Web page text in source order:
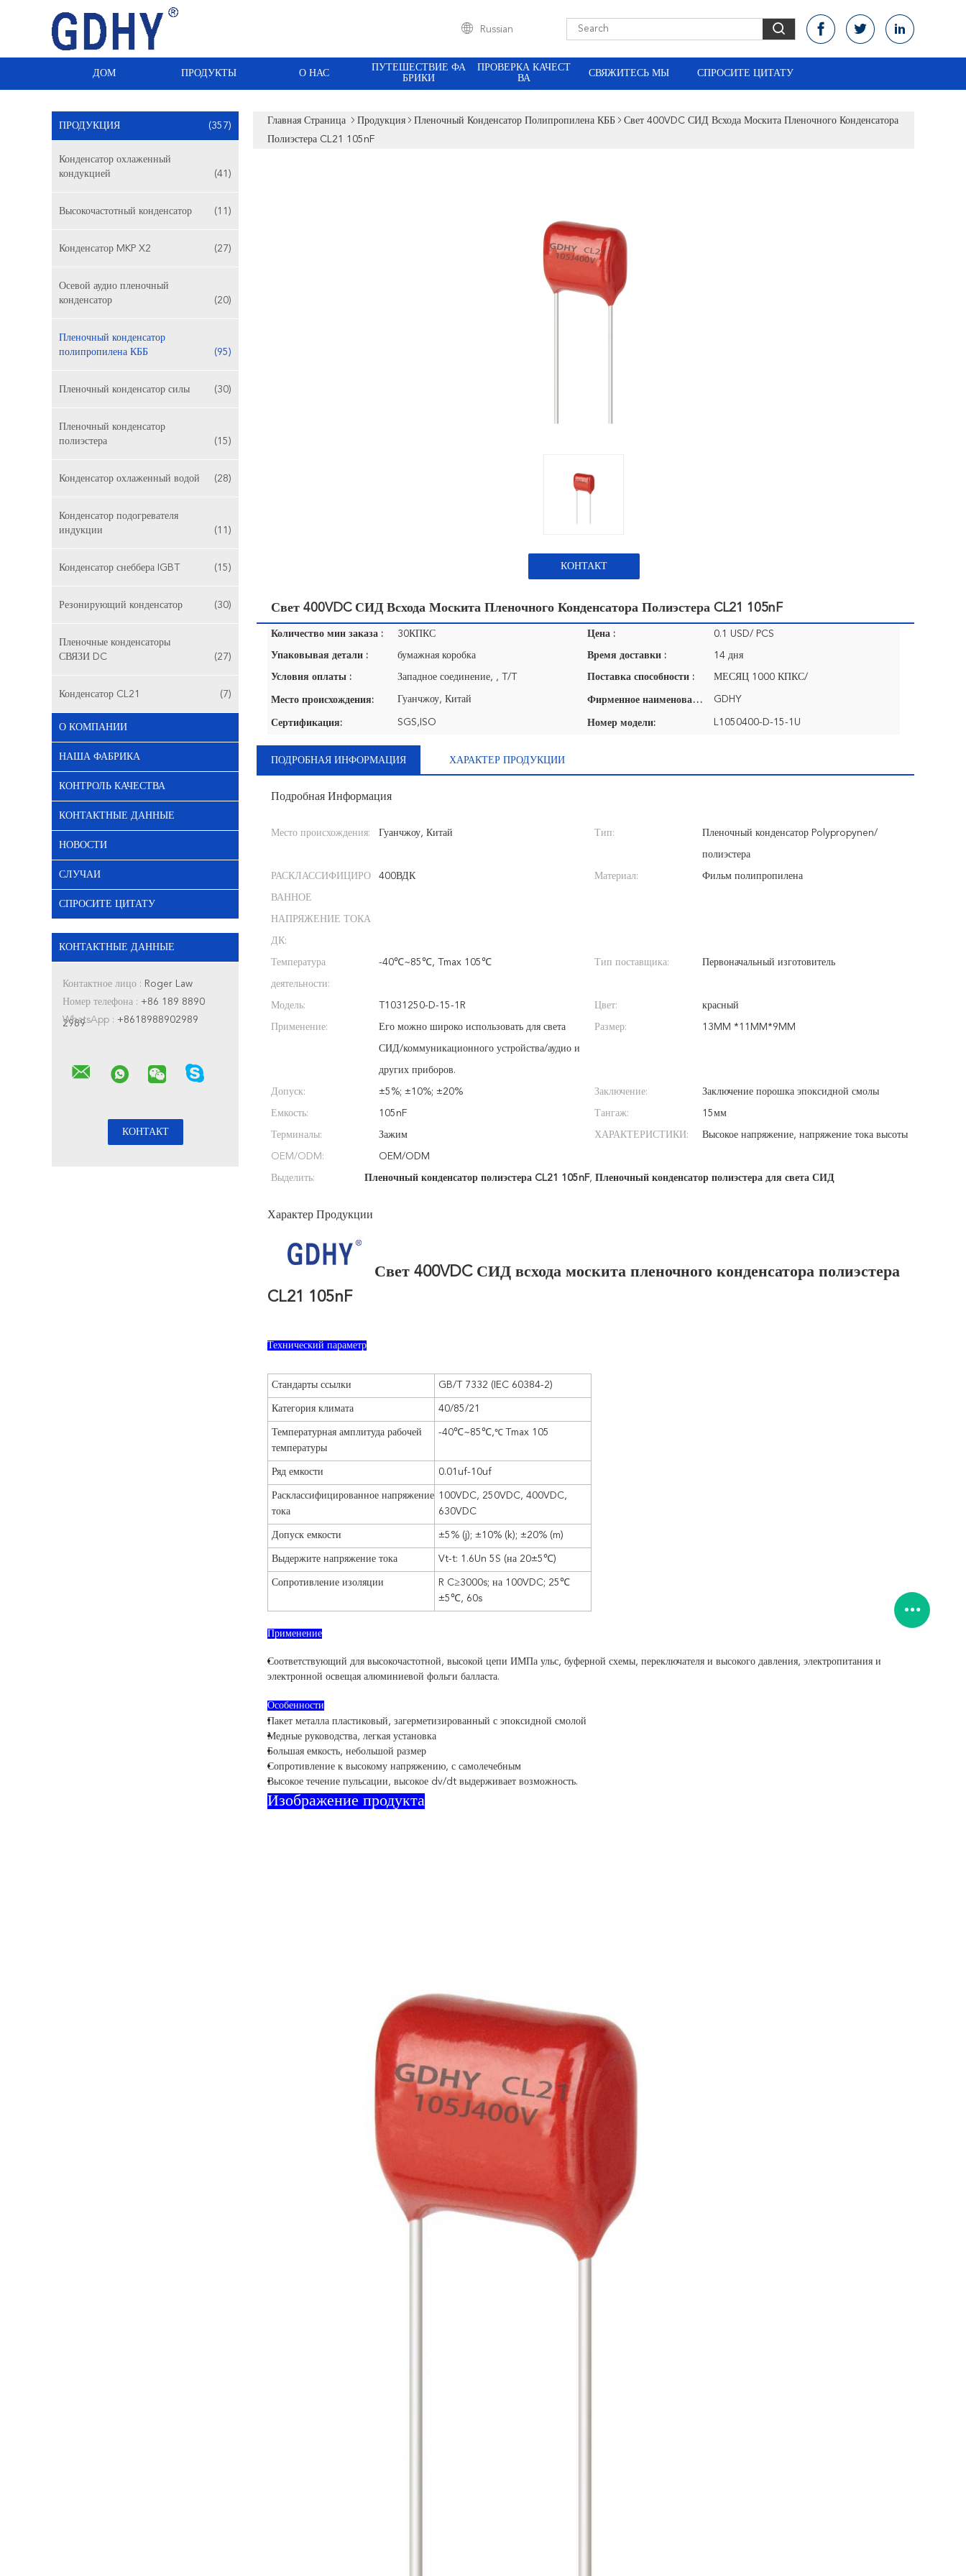
Russian
ДОМ ПРОДУКТЫ О НАС
ПУТЕШЕСТВИЕ ФА
БРИКИ
ПРОВЕРКА КАЧЕСТ
ВА
СВЯЖИТЕСЬ МЫ СПРОСИТЕ ЦИТАТУ
ПРОДУКЦИЯ (357)
Конденсатор охлаженный
кондукцией
(41)
Высокочастотный конденсатор (11)
Конденсатор MKP X2 (27)
Осевой аудио пленочный
конденсатор
(20)
Пленочный конденсатор
полипропилена КББ
(95)
Пленочный конденсатор силы (30)
Пленочный конденсатор
полиэстера
(15)
Конденсатор охлаженный водой (28)
Конденсатор подогревателя
индукции
(11)
Конденсатор снеббера IGBT (15)
Резонирующий конденсатор (30)
Пленочные конденсаторы
СВЯЗИ DC
(27)
Конденсатор CL21 (7)
О КОМПАНИИ
НАША ФАБРИКА
КОНТРОЛЬ КАЧЕСТВА
КОНТАКТНЫЕ ДАННЫЕ
НОВОСТИ
СЛУЧАИ
СПРОСИТЕ ЦИТАТУ
КОНТАКТНЫЕ ДАННЫЕ
Контактное лицо : Roger Law
Номер телефона : +86 189 8890
2989
WhatsApp : +8618988902989
Главная Страница Продукция Пленочный Конденсатор Полипропилена КББ
Свет 400VDC СИД Всхода Москита Пленочного Конденсатора
Полиэстера CL21 105nF
КОНТАКТ
Свет 400VDC СИД Всхода Москита Пленочного Конденсатора Полиэстера CL21 105nF
Количество мин заказа : 30КПКС Цена : 0.1 USD/ PCS
Упаковывая детали : бумажная коробка Время доставки : 14 дня
Условия оплаты : Западное соединение, , T/T Поставка способности : МЕСЯЦ 1000 КПКС/
Место происхождения: Гуанчжоу, Китай Фирменное наименование: GDHY
Сертификация: SGS,ISO Номер модели: L1050400-D-15-1U
ПОДРОБНАЯ ИНФОРМАЦИЯ ХАРАКТЕР ПРОДУКЦИИ
Подробная Информация
Место происхождения: Гуанчжоу, Китай Тип: Пленочный конденсатор Polypropynen/
полиэстера
РАСКЛАССИФИЦИРО
ВАННОЕ
НАПРЯЖЕНИЕ ТОКА
ДК:
400ВДК Материал: Фильм полипропилена
Температура
деятельности:
-40℃~85℃, Tmax 105℃ Тип поставщика: Первоначальный изготовитель
Модель: T1031250-D-15-1R Цвет: красный
Применение: Его можно широко использовать для света
СИД/коммуникационного устройства/аудио и
других приборов.
Размер: 13MM *11MM*9MM
Допуск: ±5%; ±10%; ±20% Заключение: Заключение порошка эпоксидной смолы
Емкость: 105nF Тангаж: 15мм
Терминалы: Зажим ХАРАКТЕРИСТИКИ: Высокое напряжение, напряжение тока высоты
OEM/ODM: OEM/ODM
Выделить: Пленочный конденсатор полиэстера CL21 105nF, Пленочный конденсатор полиэстера для света СИД
Характер Продукции
Свет 400VDC СИД всхода москита пленочного конденсатора полиэстера
CL21 105nF
Технический параметр
Стандарты ссылки GB/T 7332 (IEC 60384-2)
Категория климата 40/85/21
Температурная амплитуда рабочей
температуры
-40℃~85℃,℃ Tmax 105
Ряд емкости 0.01uf-10uf
Расклассифицированное напряжение
тока
100VDC, 250VDC, 400VDC,
630VDC
Допуск емкости ±5% (j); ±10% (k); ±20% (m)
Выдержите напряжение тока Vt-t: 1.6Un 5S (на 20±5℃)
Сопротивление изоляции
R C≥3000s; на 100VDC; 25℃
±5℃, 60s
Применение
Соответствующий для высокочастотной, высокой цепи ИМПа ульс, буферной схемы, переключателя и высокого давления, электропитания и
электронной освещая алюминиевой фольги балласта.
Особенности
Пакет металла пластиковый, загерметизированный с эпоксидной смолой
Медные руководства, легкая установка
Большая емкость, небольшой размер
Сопротивление к высокому напряжению, с самолечебным
Высокое течение пульсации, высокое dv/dt выдерживает возможность.
Изображение продукта